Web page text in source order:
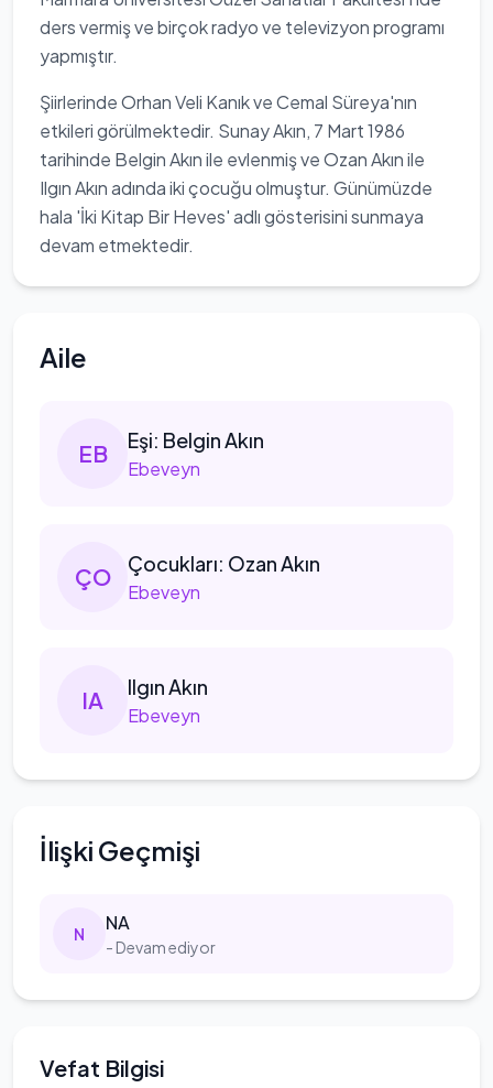
ders vermiş ve birçok radyo ve televizyon programı
yapmıştır.
Şiirlerinde Orhan Veli Kanık ve Cemal Süreya'nın
etkileri görülmektedir. Sunay Akın, 7 Mart 1986
tarihinde Belgin Akın ile evlenmiş ve Ozan Akın ile
Ilgın Akın adında iki çocuğu olmuştur. Günümüzde
hala 'İki Kitap Bir Heves' adlı gösterisini sunmaya
devam etmektedir.
Aile
EB Eşi: Belgin Akın
Ebeveyn
ÇO Çocukları: Ozan Akın
Ebeveyn
IA IlgınAkın
Ebeveyn
İlişki Geçmişi
N NA
- Devam ediyor
Vefat Bilgisi